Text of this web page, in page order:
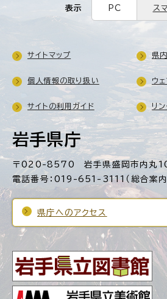
表示 PC ス
岩手県庁
〒020-8570 岩手県盛岡市内丸
電話番号：019-651-3111（総合案内
県庁へのアクセス
サイトマップ 県
個人情報の取り扱い ウ
サイトの利用ガイド リ